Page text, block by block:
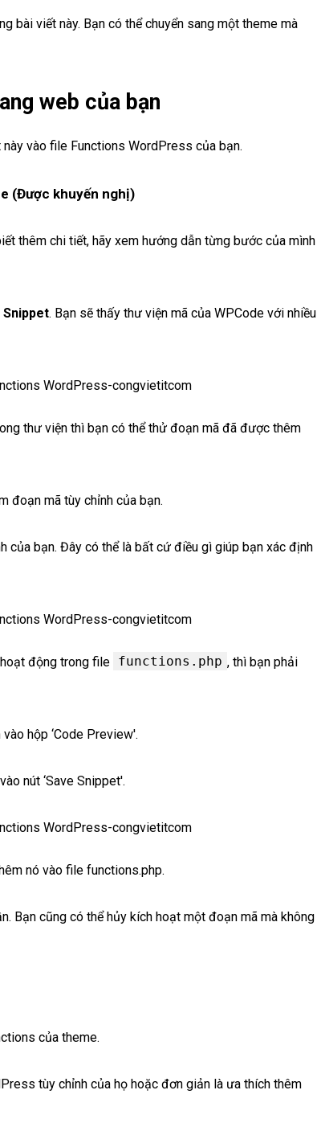
bài viết này. Bạn có thể chuyển sang một theme mà
web của bạn
vào file Functions WordPress của bạn.
(Được khuyến nghị)
thêm chi tiết, hãy xem hướng dẫn từng bước của mình
Snippet. Bạn sẽ thấy thư viện mã của WPCode với nhiều
thư viện thì bạn có thể thử đoạn mã đã được thêm
đoạn mã tùy chỉnh của bạn.
của bạn. Đây có thể là bất cứ điều gì giúp bạn xác định
hoạt động trong file functions.php , thì bạn phải
hộp ‘Code Preview'.
nút ‘Save Snippet'.
nó vào file functions.php.
Bạn cũng có thể hủy kích hoạt một đoạn mã mà không
của theme.
tùy chỉnh của họ hoặc đơn giản là ưa thích thêm